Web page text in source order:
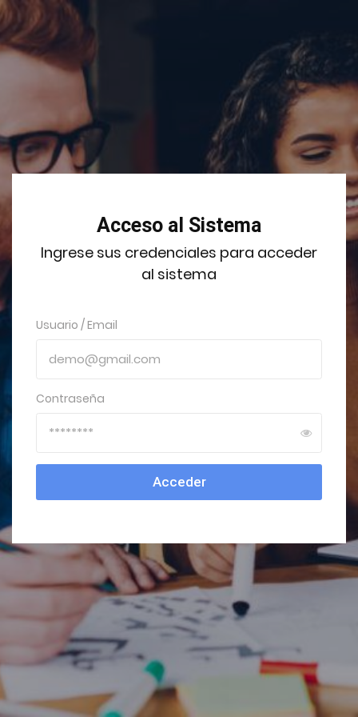
Acceso al Sistema
Ingrese sus credenciales para acceder
al sistema
Usuario / Email
Contraseña
Acceder